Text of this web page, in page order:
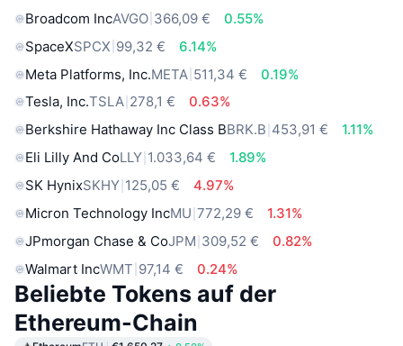
Broadcom IncAVGO 366,09 €
0.55%
SpaceXSPCX 99,32 €
6.14%
Meta Platforms, Inc.META 511,34 €
0.19%
Tesla, Inc.TSLA 278,1 €
0.63%
Berkshire Hathaway Inc Class BBRK.B 453,91 €
1.11%
Eli Lilly And CoLLY 1.033,64 €
1.89%
SK HynixSKHY 125,05 €
4.97%
Micron Technology IncMU 772,29 €
1.31%
JPmorgan Chase & CoJPM 309,52 €
0.82%
Walmart IncWMT 97,14 € 0.24%
Beliebte Tokens auf der
Ethereum-Chain